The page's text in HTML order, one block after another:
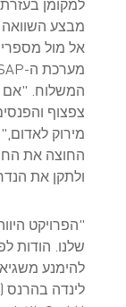
מבצע השוואה
המשלוח. "אם
צפצוף
מירוק לאדום,"
החוצה את
ולתקן את
"הפרויקט
שלנו. הודות
להימנע